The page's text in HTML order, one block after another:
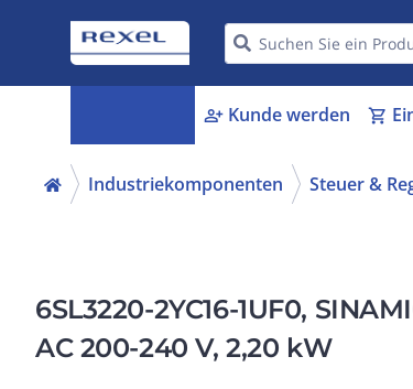
person_add Kunde werden shopping_cart
Industriekomponenten Steuer &
6SL3220-2YC16-1UF0,
AC 200-240 V, 2,20 kW